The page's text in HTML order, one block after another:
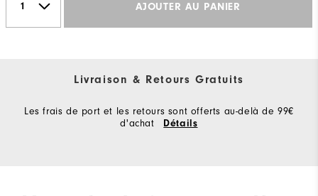
AJOUTER AU PANIER
Livraison & Retours Gratuits
Les frais de port et les retours sont offerts au-delà de 99€
d'achat
Détails